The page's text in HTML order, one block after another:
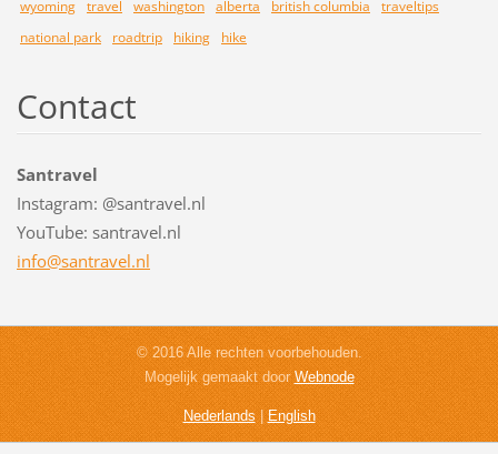
wyoming travel washington alberta british columbia
traveltips
national park
roadtrip hiking hike
Contact
Santravel
Instagram: @santravel.nl
YouTube: santravel.nl
info@santravel.nl
© 2016 Alle rechten voorbehouden.
Mogelijk gemaakt doorWebnode
Nederlands|English